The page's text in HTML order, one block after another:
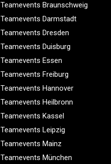
Teamevents Braunschweig
Teamevents Darmstadt
Teamevents Dresden
Teamevents Duisburg
Teamevents Essen
Teamevents Freiburg
Teamevents Hannover
Teamevents Heilbronn
Teamevents Kassel
Teamevents Leipzig
Teamevents Mainz
Teamevents München